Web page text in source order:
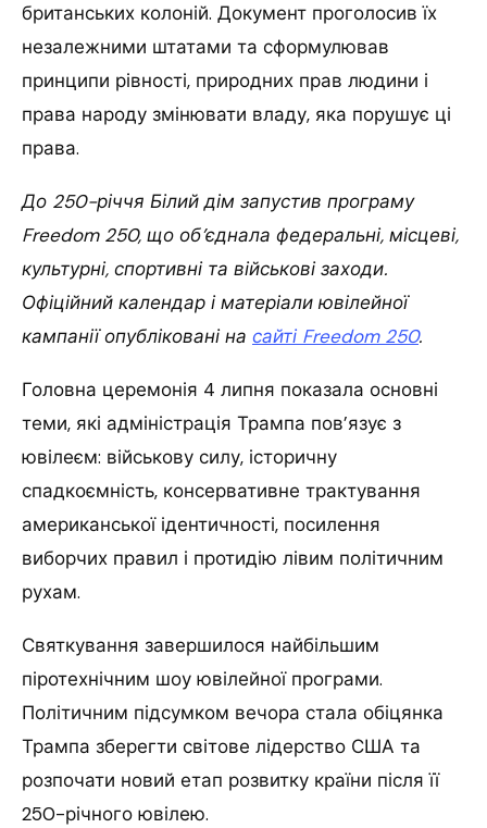
британських колоній. Документ проголосив їх
незалежними штатами та сформулював
принципи рівності, природних прав людини і
права народу змінювати владу, яка порушує ці
права.
До 250-річчя Білий дім запустив програму
Freedom 250, що об’єднала федеральні, місцеві,
культурні, спортивні та військові заходи.
Офіційний календар і матеріали ювілейної
кампанії опубліковані на сайті Freedom 250.
Головна церемонія 4 липня показала основні
теми, які адміністрація Трампа пов’язує з
ювілеєм: військову силу, історичну
спадкоємність, консервативне трактування
американської ідентичності, посилення
виборчих правил і протидію лівим політичним
рухам.
Святкування завершилося найбільшим
піротехнічним шоу ювілейної програми.
Політичним підсумком вечора стала обіцянка
Трампа зберегти світове лідерство США та
розпочати новий етап розвитку країни після її
250-річного ювілею.